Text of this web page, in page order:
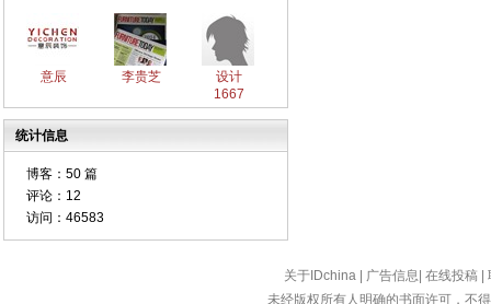
意辰 李贵芝
设计
1667
统计信息
博客： 50 篇
评论： 12
访问： 46583
关于IDchina 广告信息 在线投稿
未经版权所有人明确的书面许可，不